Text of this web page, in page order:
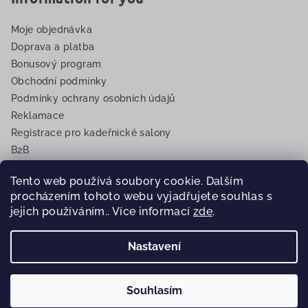
Tento web používá soubory cookie. Dalším
procházením tohoto webu vyjadřujete souhlas s
jejich používáním.. Více informací zde.
Nastavení
Souhlasím
Moje objednávka
Doprava a platba
Bonusový program
Obchodní podmínky
Podmínky ochrany osobních údajů
Reklamace
Registrace pro kadeřnické salony
B2B
Copyright 2026Eurovlasy.cz. Všechna práva vyhrazena.
Vytvořil Shoptet
×
Nad 299 Kčdárek k nákupu